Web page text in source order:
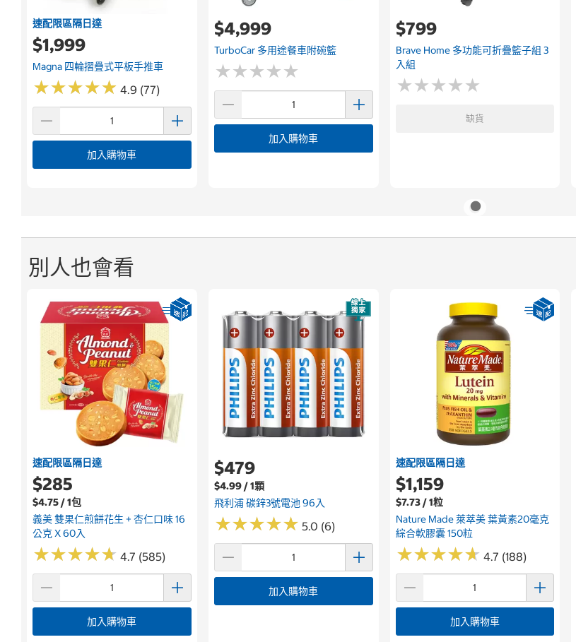
速配限區隔日達
$1,999
Magna 四輪摺疊式平板手推車
★★★★★
★★★★★ 4.9 (77)
加入購物車
$4,999
TurboCar 多用途餐車附碗籃
★★★★★
★★★★★
加入購物車
$799
Brave Home 多功能可折疊籃子組 3
入組
★★★★★
★★★★★
缺貨
別人也會看
速配限區隔日達
$285
$4.75 / 1包
義美 雙果仁煎餅花生 + 杏仁口味 16
公克 X 60入
★★★★★
★★★★★ 4.7 (585)
加入購物車
$479
$4.99 / 1顆
飛利浦 碳鋅3號電池 96入
★★★★★
★★★★★ 5.0 (6)
加入購物車
速配限區隔日達
$1,159
$7.73 / 1粒
Nature Made 萊萃美 葉黃素20毫克
綜合軟膠囊 150粒
★★★★★
★★★★★ 4.7 (188)
加入購物車